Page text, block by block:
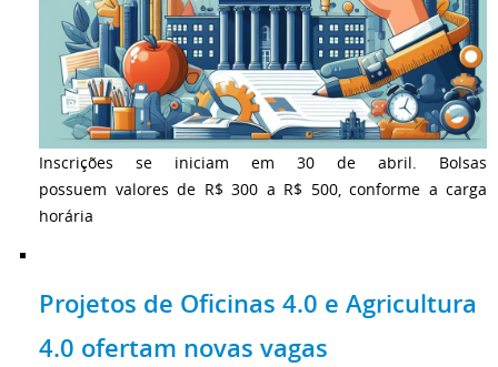
Inscrições se iniciam em 30 de abril. Bolsas
possuem valores de R$ 300 a R$ 500, conforme a carga
horária
Projetos de Oficinas 4.0 e Agricultura
4.0 ofertam novas vagas